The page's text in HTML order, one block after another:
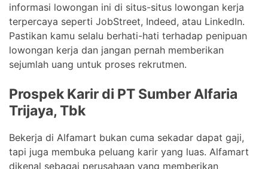
informasi lowongan ini di situs-situs lowongan kerja
terpercaya seperti JobStreet, Indeed, atau LinkedIn.
Pastikan kamu selalu berhati-hati terhadap penipuan
lowongan kerja dan jangan pernah memberikan
sejumlah uang untuk proses rekrutmen.
Prospek Karir di PT Sumber Alfaria
Trijaya, Tbk
Bekerja di Alfamart bukan cuma sekadar dapat gaji,
tapi juga membuka peluang karir yang luas. Alfamart
dikenal sebagai perusahaan yang memberikan